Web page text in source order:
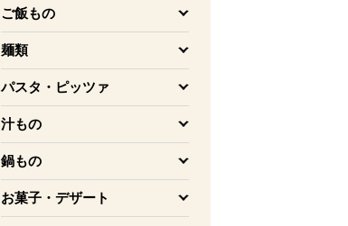
ご飯もの
を開く
麺類
を開く
パスタ・ピッツァ
を開く
汁もの
を開く
鍋もの
を開く
お菓子・デザート
を開く